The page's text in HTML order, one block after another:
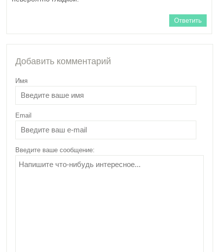
Ответить
Добавить комментарий
Имя
Email
Введите ваше сообщение: